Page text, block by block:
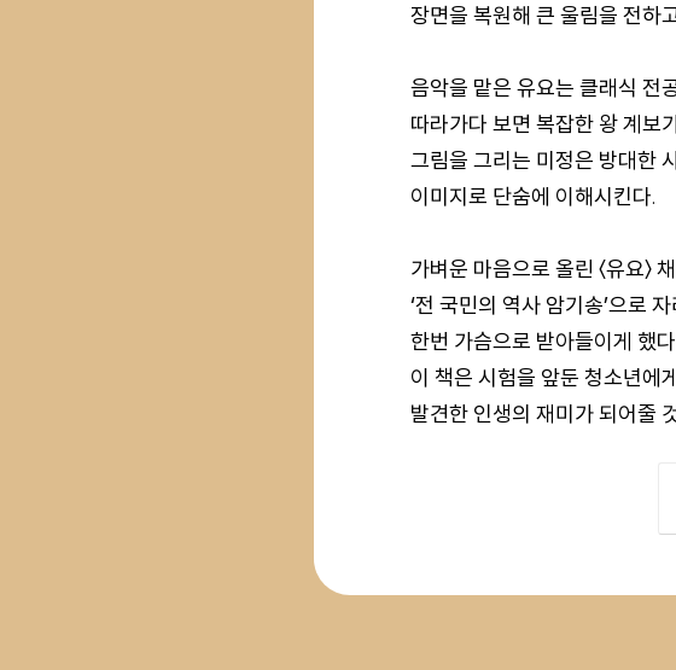
장면을 복원해 큰 울림을 전하
음악을 맡은 유요는 클래식 전
따라가다 보면 복잡한 왕 계보
그림을 그리는 미정은 방대한
이미지로 단숨에 이해시킨다.
가벼운 마음으로 올린 〈유요
‘전 국민의 역사 암기송’으로
한번 가슴으로 받아들이게 했
이 책은 시험을 앞둔 청소년에
발견한 인생의 재미가 되어줄